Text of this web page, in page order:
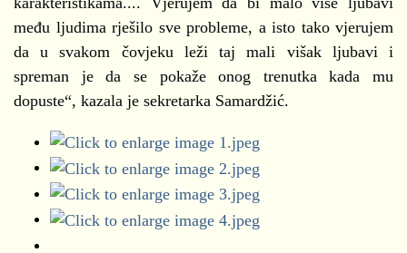
među ljudima rješilo sve probleme, a isto tako vjerujem
da u svakom čovjeku leži taj mali višak ljubavi i
spreman je da se pokaže onog trenutka kada mu
dopuste“, kazala je sekretarka Samardžić.